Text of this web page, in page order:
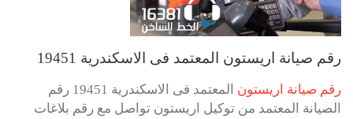
رقم صيانة اريستون المعتمد فى الاسكندرية 19451
رقم صيانة اريستون
المعتمد فى الاسكندرية 19451 رقم
الصيانة المعتمد من توكيل اريستون تواصل مع رقم بلاغات